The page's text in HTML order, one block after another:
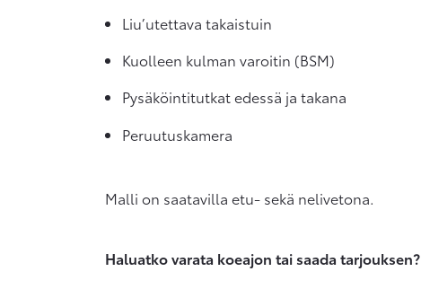
Liu’utettava takaistuin
Kuolleen kulman varoitin (BSM)
Pysäköintitutkat edessä ja takana
Peruutuskamera
Malli on saatavilla etu- sekä nelivetona.
Haluatko varata koeajon tai saada tarjouksen?